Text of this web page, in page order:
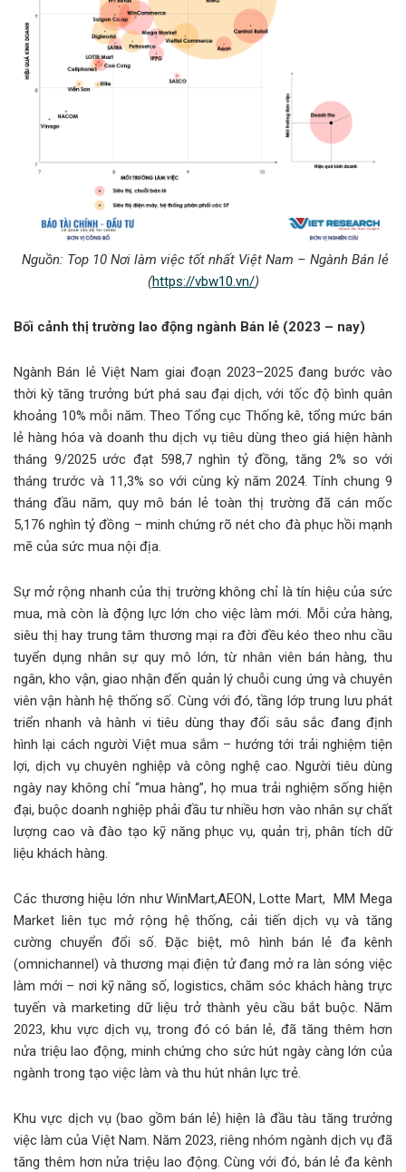
Nguồn: Top 10 Nơi làm việc tốt nhất Việt Nam – Ngành Bán lẻ
(https://vbw10.vn/)
Bối cảnh thị trường lao động ngành Bán lẻ (2023 – nay)
Ngành Bán lẻ Việt Nam giai đoạn 2023–2025 đang bước vào
thời kỳ tăng trưởng bứt phá sau đại dịch, với tốc độ bình quân
khoảng 10% mỗi năm. Theo Tổng cục Thống kê, tổng mức bán
lẻ hàng hóa và doanh thu dịch vụ tiêu dùng theo giá hiện hành
tháng 9/2025 ước đạt 598,7 nghìn tỷ đồng, tăng 2% so với
tháng trước và 11,3% so với cùng kỳ năm 2024. Tính chung 9
tháng đầu năm, quy mô bán lẻ toàn thị trường đã cán mốc
5,176 nghìn tỷ đồng – minh chứng rõ nét cho đà phục hồi mạnh
mẽ của sức mua nội địa.
Sự mở rộng nhanh của thị trường không chỉ là tín hiệu của sức
mua, mà còn là động lực lớn cho việc làm mới. Mỗi cửa hàng,
siêu thị hay trung tâm thương mại ra đời đều kéo theo nhu cầu
tuyển dụng nhân sự quy mô lớn, từ nhân viên bán hàng, thu
ngân, kho vận, giao nhận đến quản lý chuỗi cung ứng và chuyên
viên vận hành hệ thống số. Cùng với đó, tầng lớp trung lưu phát
triển nhanh và hành vi tiêu dùng thay đổi sâu sắc đang định
hình lại cách người Việt mua sắm – hướng tới trải nghiệm tiện
lợi, dịch vụ chuyên nghiệp và công nghệ cao. Người tiêu dùng
ngày nay không chỉ “mua hàng”, họ mua trải nghiệm sống hiện
đại, buộc doanh nghiệp phải đầu tư nhiều hơn vào nhân sự chất
lượng cao và đào tạo kỹ năng phục vụ, quản trị, phân tích dữ
liệu khách hàng.
Các thương hiệu lớn như WinMart,AEON, Lotte Mart, MM Mega
Market liên tục mở rộng hệ thống, cải tiến dịch vụ và tăng
cường chuyển đổi số. Đặc biệt, mô hình bán lẻ đa kênh
(omnichannel) và thương mại điện tử đang mở ra làn sóng việc
làm mới – nơi kỹ năng số, logistics, chăm sóc khách hàng trực
tuyến và marketing dữ liệu trở thành yêu cầu bắt buộc. Năm
2023, khu vực dịch vụ, trong đó có bán lẻ, đã tăng thêm hơn
nửa triệu lao động, minh chứng cho sức hút ngày càng lớn của
ngành trong tạo việc làm và thu hút nhân lực trẻ.
Khu vực dịch vụ (bao gồm bán lẻ) hiện là đầu tàu tăng trưởng
việc làm của Việt Nam. Năm 2023, riêng nhóm ngành dịch vụ đã
tăng thêm hơn nửa triệu lao động. Cùng với đó, bán lẻ đa kênh